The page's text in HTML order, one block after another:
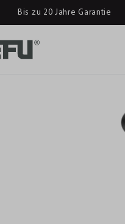
Bis zu 20 Jahre Garantie